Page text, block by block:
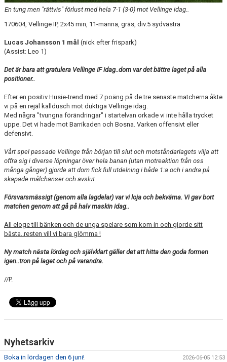
En tung men "rättvis" förlust med hela 7-1 (3-0) mot Vellinge idag..
170604, Vellinge IP, 2x45 min, 11-manna, gräs, div.5 sydvästra
Lucas Johansson 1 mål (nick efter frispark)
(Assist: Leo 1)
Det är bara att gratulera Vellinge IF idag..dom var det bättre laget på alla
positioner..
Efter en positiv Husie-trend med 7 poäng på de tre senaste matcherna åkte
vi på en rejäl kalldusch mot duktiga Vellinge idag.
Med några "tvungna förändringar" i startelvan orkade vi inte hålla trycket
uppe. Det vi hade mot Barrikaden och Bosna. Varken offensivt eller
defensivt.
Vårt spel passade Vellinge från början till slut och motståndarlagets vilja att
offra sig i diverse löpningar över hela banan (utan motreaktion från oss
många gånger) gjorde att dom fick full utdelning i både 1:a och i andra på
skapade målchanser och avslut.
Försvarsmässigt (genom alla lagdelar) var vi loja och bekväma. Vi gav bort
matchen genom att gå på halv maskin idag..
All eloge till bänken och de unga spelare som kom in och gjorde sitt
bästa..resten vill vi bara glömma !
Ny match nästa lördag och självklart gäller det att hitta den goda formen
igen..tron på laget och på varandra.
//P.
Nyhetsarkiv
Boka in lördagen den 6 juni! 2026-06-05 12:53